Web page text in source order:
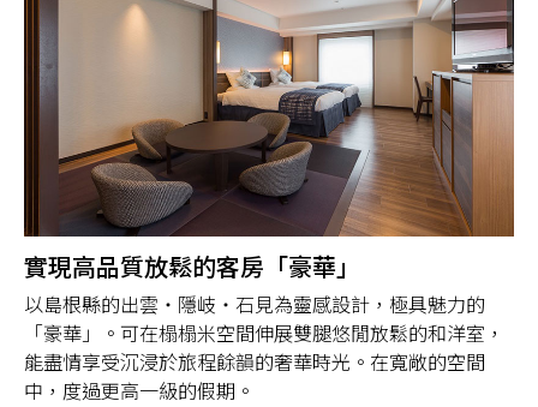
實現高品質放鬆的客房「豪華」
以島根縣的出雲・隱岐・石見為靈感設計，極具魅力的
「豪華」。可在榻榻米空間伸展雙腿悠閒放鬆的和洋室，
能盡情享受沉浸於旅程餘韻的奢華時光。在寬敞的空間
中，度過更高一級的假期。